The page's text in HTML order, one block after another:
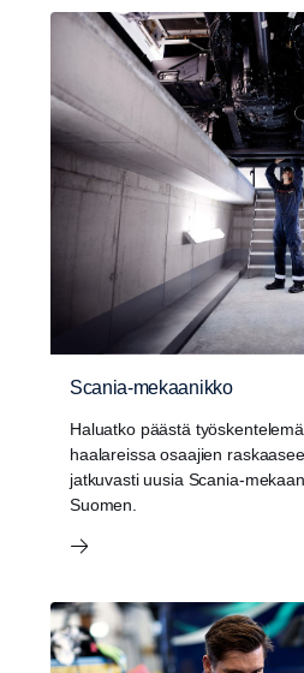
Scania-mekaanikko
Haluatko päästä
haalareissa osaajien
jatku­vasti uusia Scania-
Suomen.